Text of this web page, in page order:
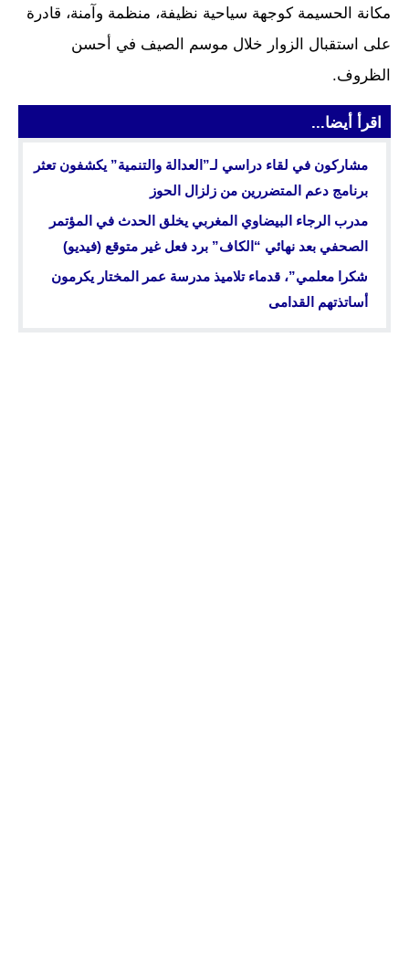
مكانة الحسيمة كوجهة سياحية نظيفة، منظمة وآمنة، قادرة
على استقبال الزوار خلال موسم الصيف في أحسن
الظروف.
اقرأ أيضا...
مشاركون في لقاء دراسي لـ”العدالة والتنمية” يكشفون تعثر
برنامج دعم المتضررين من زلزال الحوز
مدرب الرجاء البيضاوي المغربي يخلق الحدث في المؤتمر
الصحفي بعد نهائي “الكاف” برد فعل غير متوقع (فيديو)
شكرا معلمي”، قدماء تلاميذ مدرسة عمر المختار يكرمون
أساتذتهم القدامى